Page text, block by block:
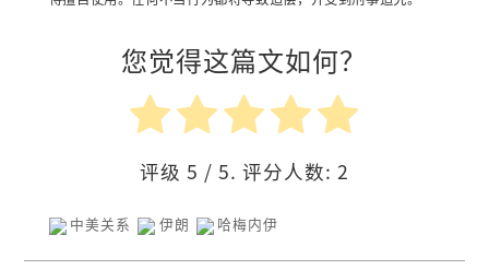
您觉得这篇文如何？
评级 5 / 5. 评分人数: 2
中美关系 伊朗 哈梅内伊